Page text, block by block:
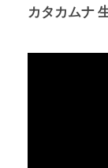
カタカムナ